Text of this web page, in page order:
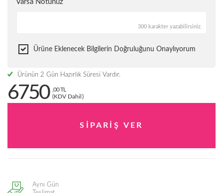
Varsa Notunuz
300 karakter yazabilirsiniz.
Ürüne Eklenecek Bilgilerin Doğruluğunu Onaylıyorum
Ürünün 2 Gün Hazırlık Süresi Vardır.
6750
,00 TL
(KDV Dahil)
Aynı Gün